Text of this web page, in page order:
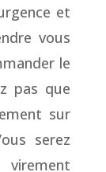
et
vous
le
pas que
sur
serez